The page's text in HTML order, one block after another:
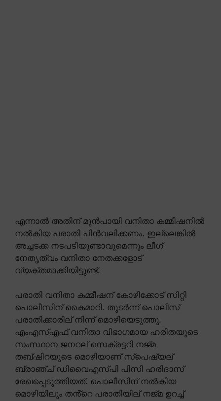
എന്നാൽ അതിന് മുൻപായി വനിതാ കമ്മീഷനിൽ
നൽകിയ പരാതി പിൻവലിക്കണം. ഇല്ലെങ്കിൽ
അച്ചടക്ക നടപടിയുണ്ടാവുമെന്നും ലീഗ്
നേതൃത്വം വനിതാ നേതക്കളോട്
വ്യക്തമാക്കിയിട്ടുണ്ട്.
പരാതി വനിതാ കമ്മീഷന് കോഴിക്കോട് സിറ്റി
പൊലീസിന് കൈമാറി. തുടർന്ന് പൊലീസ്
പരാതിക്കാരില് നിന്ന് മൊഴിയെടുത്തു.
എംഎസ്എഫ് വനിതാ വിഭാഗമായ ഹരിതയുടെ
സംസ്ഥാന ജനറല് സെക്രട്ടറി നജ്മ
തബ്ഷിറയുടെ മൊഴിയാണ് സ്പെഷ്യല്
ബ്രാഞ്ച് ഡിവൈഎസ്പി പിസി ഹരിദാസ്
രേഖപ്പെടുത്തിയത്. പൊലീസിന് നൽകിയ
മൊഴിയിലും തൻ്റെ പരാതിയില് നജ്മ ഉറച്ച്